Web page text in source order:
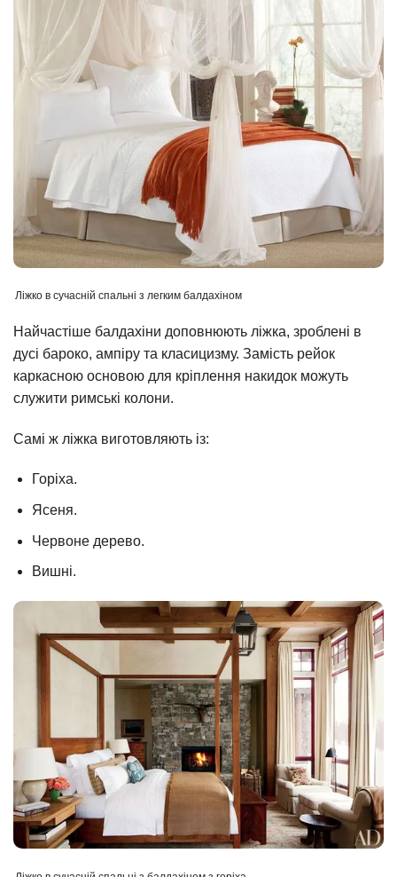
Ліжко в сучасній спальні з легким балдахіном
Найчастіше балдахіни доповнюють ліжка, зроблені в
дусі бароко, ампіру та класицизму. Замість рейок
каркасною основою для кріплення накидок можуть
служити римські колони.
Самі ж ліжка виготовляють із:
Горіха.
Ясеня.
Червоне дерево.
Вишні.